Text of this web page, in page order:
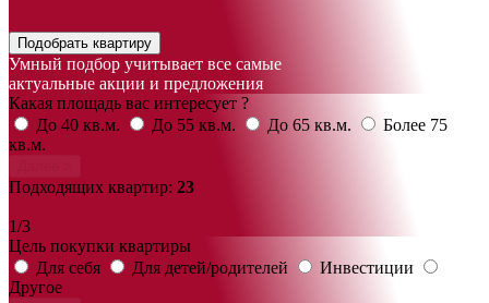
Подобрать квартиру
Умный подбор учитывает все самые
актуальные акции и предложения
Какая площадь вас интересует ?
До 40 кв.м.
До 55 кв.м. До 65 кв.м.
Более 75
кв.м.
Подходящих квартир: 23
1/3
Цель покупки квартиры
Для себя
Для детей/родителей
Инвестиции
Другое